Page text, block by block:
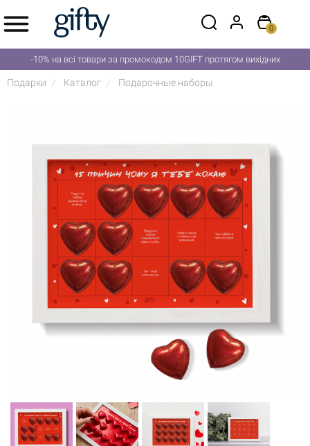
0
-10% на всі товари за промокодом 10GIFT протягом вихідних
Подарки Каталог Подарочные наборы